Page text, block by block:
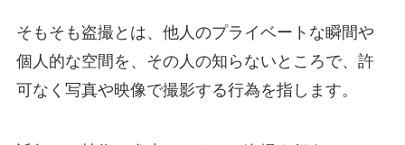
そもそも盗撮とは、他人のプライベートな瞬間や
個人的な空間を、その人の知らないところで、許
可なく写真や映像で撮影する行為を指します。